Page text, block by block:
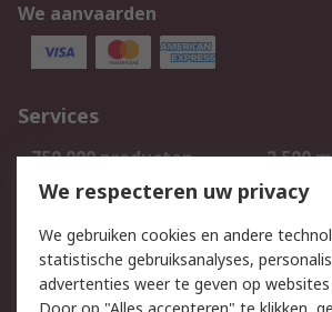
We aanvaarden
Services
750.000 producten
2.500
Bestellen
Track & Trace
Wettelijk
We respecteren uw privacy
We gebruiken cookies en andere
statistische gebruiksanalyses,
advertenties weer te geven op websites